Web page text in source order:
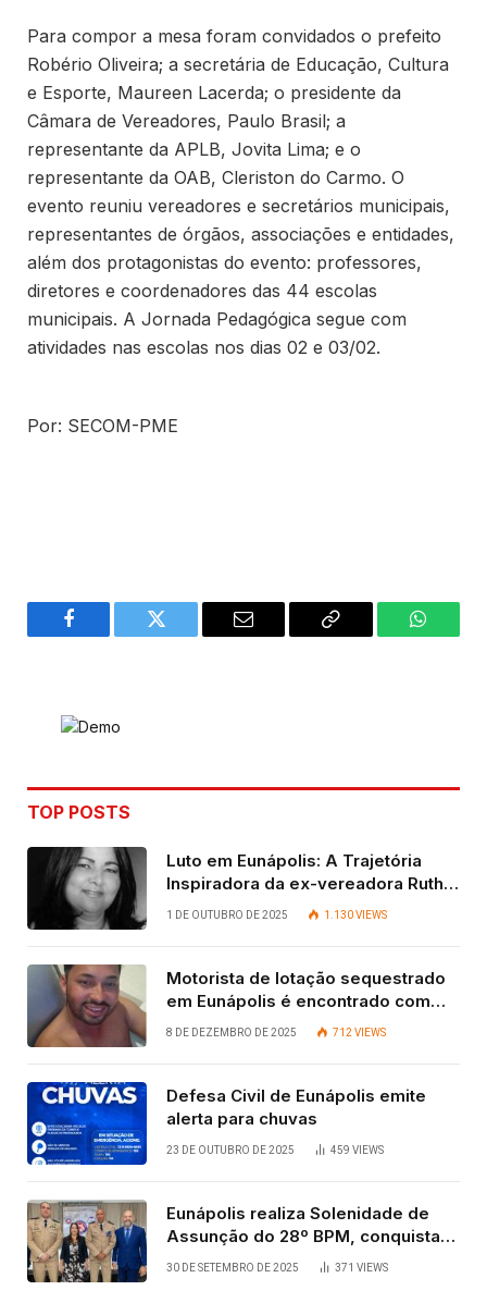
Para compor a mesa foram convidados o prefeito
Robério Oliveira; a secretária de Educação, Cultura
e Esporte, Maureen Lacerda; o presidente da
Câmara de Vereadores, Paulo Brasil; a
representante da APLB, Jovita Lima; e o
representante da OAB, Cleriston do Carmo. O
evento reuniu vereadores e secretários municipais,
representantes de órgãos, associações e entidades,
além dos protagonistas do evento: professores,
diretores e coordenadores das 44 escolas
municipais. A Jornada Pedagógica segue com
atividades nas escolas nos dias 02 e 03/02.
Por: SECOM-PME
Facebook Twitter Email
Copy
TOP POSTS
Luto em Eunápolis: A Trajetória
Inspiradora da ex-vereadora Ruth
Contadora
1 DE OUTUBRO DE 2025 1.130VIEWS
Motorista de lotação sequestrado
em Eunápolis é encontrado com
vida após quatro dias.
8 DE DEZEMBRO DE 2025 712 VIEWS
Defesa Civil de Eunápolis emite
alerta para chuvas
23 DE OUTUBRO DE 2025 459 VIEWS
Eunápolis realiza Solenidade de
Assunção do 28º BPM, conquista
viabilizada por articulação política
30 DE SETEMBRO DE 2025 371 VIEWS